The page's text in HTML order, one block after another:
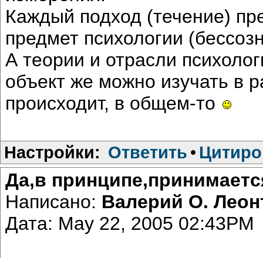
Каждый подход (течение)
предмет психологии
А теории и отрасли
объект же можно изучать в
происходит, в общем-то
Настройки: Ответить •
Да,в
Написано: Валерий О.
Дата: May 22, 2005 02:43PM